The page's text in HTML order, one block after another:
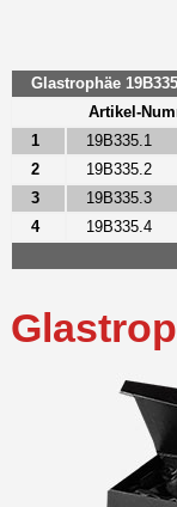
Glastrophäe 19B335
Artikel-
1
19B335.1
2
19B335.2
3
19B335.3
4
19B335.4